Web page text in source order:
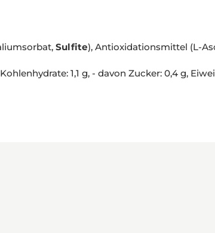
Sulfite), Antioxidationsmittel (L-
1,1 g, - davon Zucker: 0,4 g,